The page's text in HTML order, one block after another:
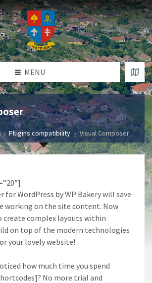
MENU
Plugins compatibility Visual Composer
for WordPress by WP Bakery will save
working on the site content. Now
create complex layouts within
on top of the modern technologies
your lovely website!
how much time you spend
No more trial and